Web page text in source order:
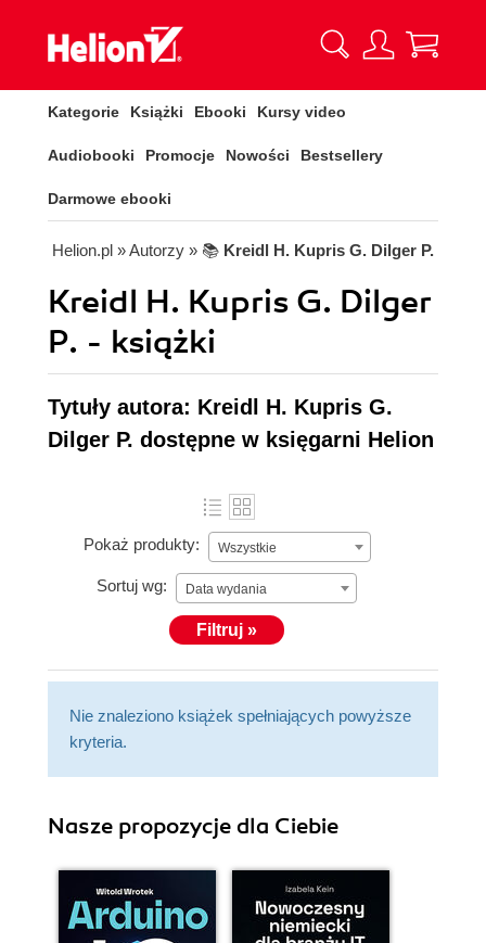
Kategorie Książki Ebooki Kursy video
Audiobooki Promocje Nowości Bestsellery
Darmowe ebooki
Helion.pl » Autorzy » 📚 Kreidl H. Kupris G. Dilger P.
Kreidl H. Kupris G. Dilger
P. - książki
Tytuły autora: Kreidl H. Kupris G.
Dilger P. dostępne w księgarni Helion
Pokaż produkty: Wszystkie
Sortuj wg: Data wydania
Filtruj »
Nie znaleziono książek spełniających powyższe
kryteria.
Nasze propozycje dla Ciebie